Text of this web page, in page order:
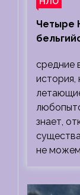
Четыре
средние
история,
знает,
не можем